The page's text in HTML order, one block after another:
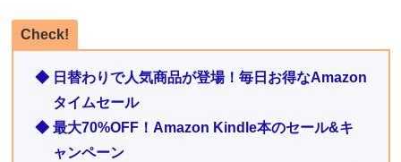
Check!
◆ 日替わりで人気商品が登場！毎日お得なAmazon
タイムセール
◆ 最大70%OFF！Amazon Kindle本のセール&キ
ャンペーン